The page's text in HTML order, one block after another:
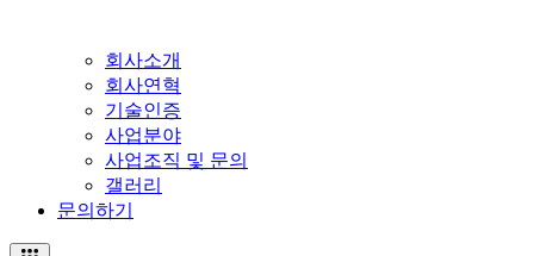
회사소개
회사연혁
기술인증
사업분야
사업조직 및 문의
갤러리
문의하기